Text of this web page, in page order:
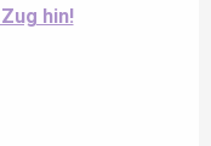
hin!